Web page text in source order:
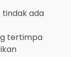
tindak ada
tertimpa